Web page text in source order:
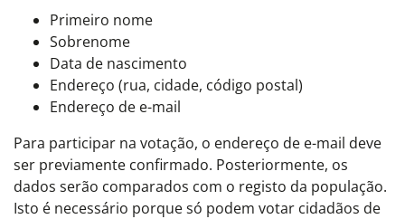
Primeiro nome
Sobrenome
Data de nascimento
Endereço (rua, cidade, código postal)
Endereço de e-mail
Para participar na votação, o endereço de e-mail deve
ser previamente confirmado. Posteriormente, os
dados serão comparados com o registo da população.
Isto é necessário porque só podem votar cidadãos de